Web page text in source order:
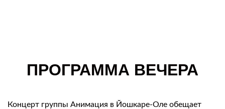
ПРОГРАММА ВЕЧЕРА
Концерт группы Анимация в Йошкаре-Оле обещает